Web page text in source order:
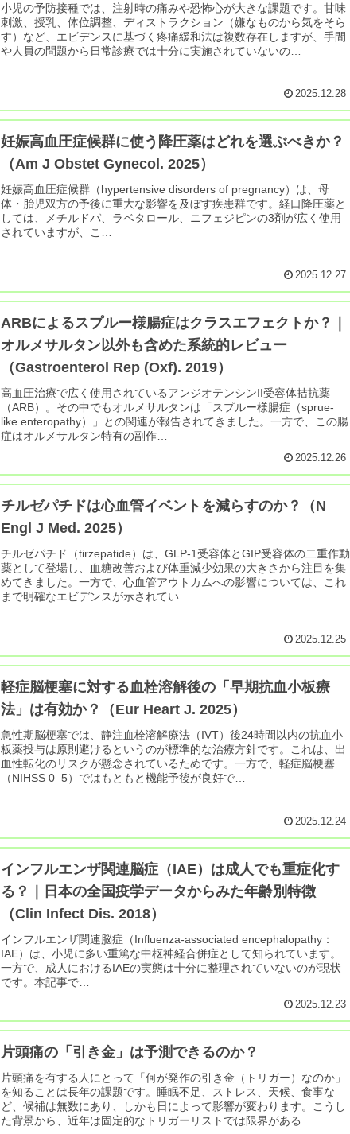
小児の予防接種では、注射時の痛みや恐怖心が大きな課題です。甘味
刺激、授乳、体位調整、ディストラクション（嫌なものから気をそら
す）など、エビデンスに基づく疼痛緩和法は複数存在しますが、手間
や人員の問題から日常診療では十分に実施されていないの…
2025.12.28
妊娠高血圧症候群に使う降圧薬はどれを選ぶべきか？
（Am J Obstet Gynecol. 2025）
妊娠高血圧症候群（hypertensive disorders of pregnancy）は、母
体・胎児双方の予後に重大な影響を及ぼす疾患群です。経口降圧薬と
しては、メチルドパ、ラベタロール、ニフェジピンの3剤が広く使用
されていますが、こ…
2025.12.27
ARBによるスプルー様腸症はクラスエフェクトか？｜
オルメサルタン以外も含めた系統的レビュー
（Gastroenterol Rep (Oxf). 2019）
高血圧治療で広く使用されているアンジオテンシンII受容体拮抗薬
（ARB）。その中でもオルメサルタンは「スプルー様腸症（sprue-
like enteropathy）」との関連が報告されてきました。一方で、この腸
症はオルメサルタン特有の副作…
2025.12.26
チルゼパチドは心血管イベントを減らすのか？（N
Engl J Med. 2025）
チルゼパチド（tirzepatide）は、GLP-1受容体とGIP受容体の二重作動
薬として登場し、血糖改善および体重減少効果の大きさから注目を集
めてきました。一方で、心血管アウトカムへの影響については、これ
まで明確なエビデンスが示されてい…
2025.12.25
軽症脳梗塞に対する血栓溶解後の「早期抗血小板療
法」は有効か？（Eur Heart J. 2025）
急性期脳梗塞では、静注血栓溶解療法（IVT）後24時間以内の抗血小
板薬投与は原則避けるというのが標準的な治療方針です。これは、出
血性転化のリスクが懸念されているためです。一方で、軽症脳梗塞
（NIHSS 0–5）ではもともと機能予後が良好で…
2025.12.24
インフルエンザ関連脳症（IAE）は成人でも重症化す
る？｜日本の全国疫学データからみた年齢別特徴
（Clin Infect Dis. 2018）
インフルエンザ関連脳症（Influenza-associated encephalopathy：
IAE）は、小児に多い重篤な中枢神経合併症として知られています。
一方で、成人におけるIAEの実態は十分に整理されていないのが現状
です。本記事で…
2025.12.23
片頭痛の「引き金」は予測できるのか？
片頭痛を有する人にとって「何が発作の引き金（トリガー）なのか」
を知ることは長年の課題です。睡眠不足、ストレス、天候、食事な
ど、候補は無数にあり、しかも日によって影響が変わります。こうし
た背景から、近年は固定的なトリガーリストでは限界がある…